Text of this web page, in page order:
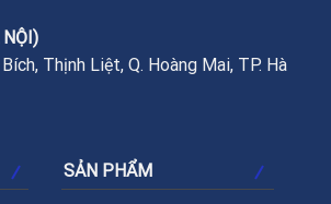
Thịnh Liệt, Q. Hoàng Mai, TP. Hà
SẢN PHẨM